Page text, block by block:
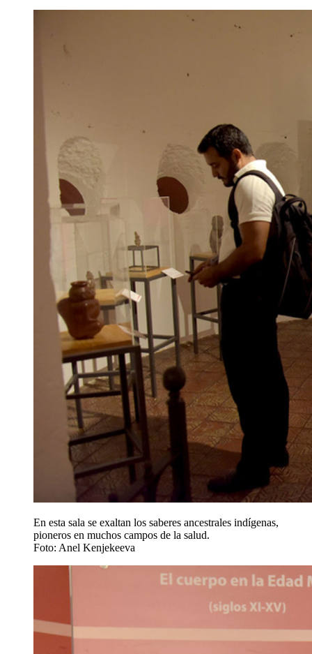
En esta sala se exaltan los saberes ancestrales indígenas,
pioneros en muchos campos de la salud.
Foto: Anel Kenjekeeva